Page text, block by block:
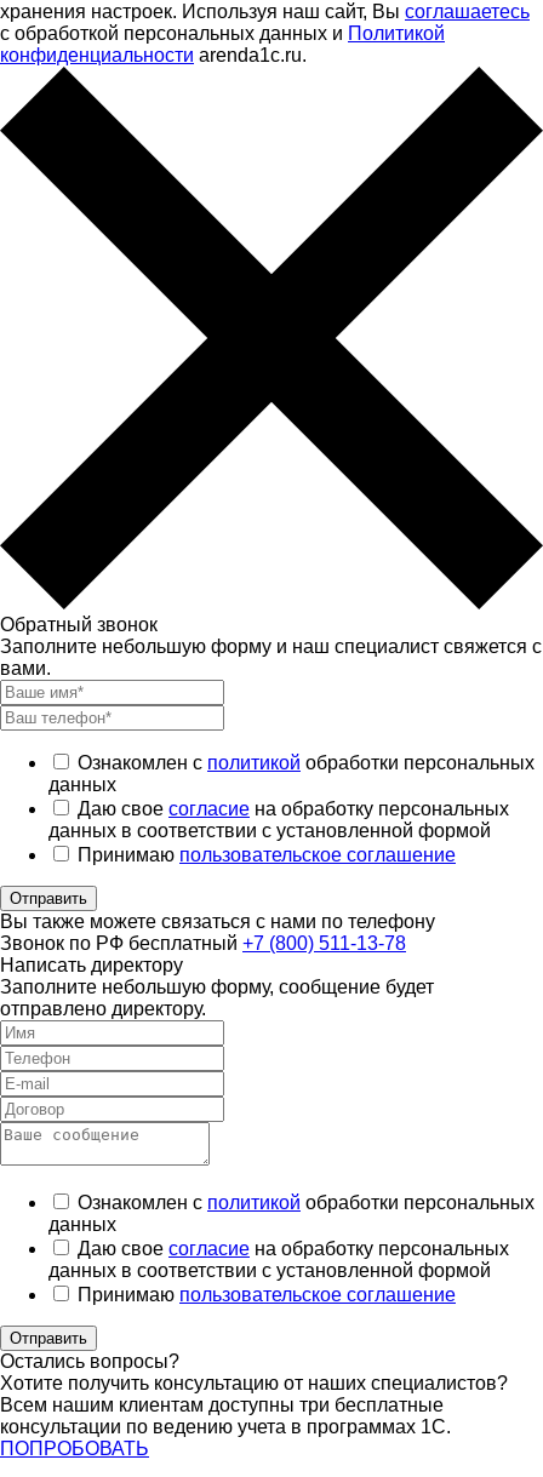
хранения настроек. Используя наш сайт, Вы соглашаетесь
с обработкой персональных данных и Политикой
конфиденциальности arenda1c.ru.
Обратный звонок
Заполните небольшую форму и наш специалист свяжется с
вами.
Ознакомлен с политикой обработки персональных
данных
Даю свое согласие на обработку персональных
данных в соответствии с установленной формой
Принимаю пользовательское соглашение
Отправить
Вы также можете связаться с нами по телефону
Звонок по РФ бесплатный +7 (800) 511-13-78
Написать директору
Заполните небольшую форму, сообщение будет
отправлено директору.
Ознакомлен с политикой обработки персональных
данных
Даю свое согласие на обработку персональных
данных в соответствии с установленной формой
Принимаю пользовательское соглашение
Отправить
Остались вопросы?
Хотите получить консультацию от наших специалистов?
Всем нашим клиентам доступны три бесплатные
консультации по ведению учета в программах 1С.
ПОПРОБОВАТЬ